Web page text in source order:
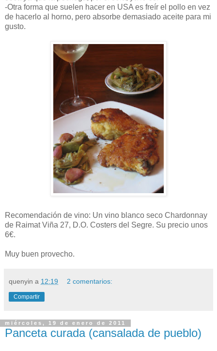
-Otra forma que suelen hacer en USA es freír el pollo en vez
de hacerlo al horno, pero absorbe demasiado aceite para mi
gusto.
Recomendación de vino: Un vino blanco seco Chardonnay
de Raimat Viña 27, D.O. Costers del Segre. Su precio unos
6€.
Muy buen provecho.
quenyin a 12:19 2 comentarios:
Compartir
miércoles, 19 de enero de 2011
Panceta curada (cansalada de pueblo)